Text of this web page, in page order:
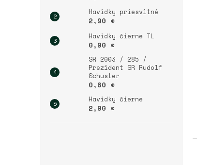
Havidky priesvitné
2,90 €
Havidky čierne TL
0,90 €
SR 2003 / 285 /
Prezident SR Rudolf
Schuster
0,60 €
Havidky čierne
2,90 €